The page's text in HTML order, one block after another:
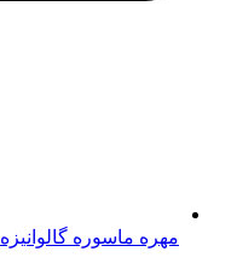
مهره ماسوره گالوانیزه